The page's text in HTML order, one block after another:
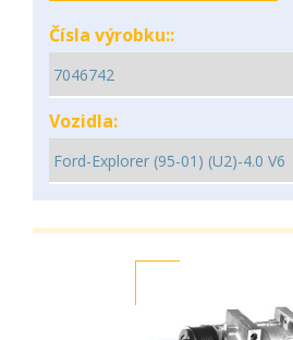
Čísla výrobku::
Vozidla: